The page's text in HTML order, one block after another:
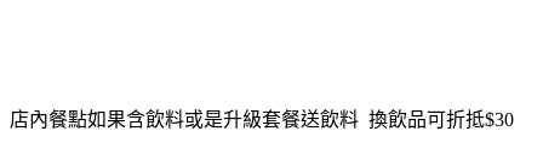
店內餐點如果含飲料或是升級套餐送飲料 換飲品可折抵$30